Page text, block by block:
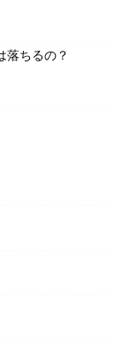
落ちるの？